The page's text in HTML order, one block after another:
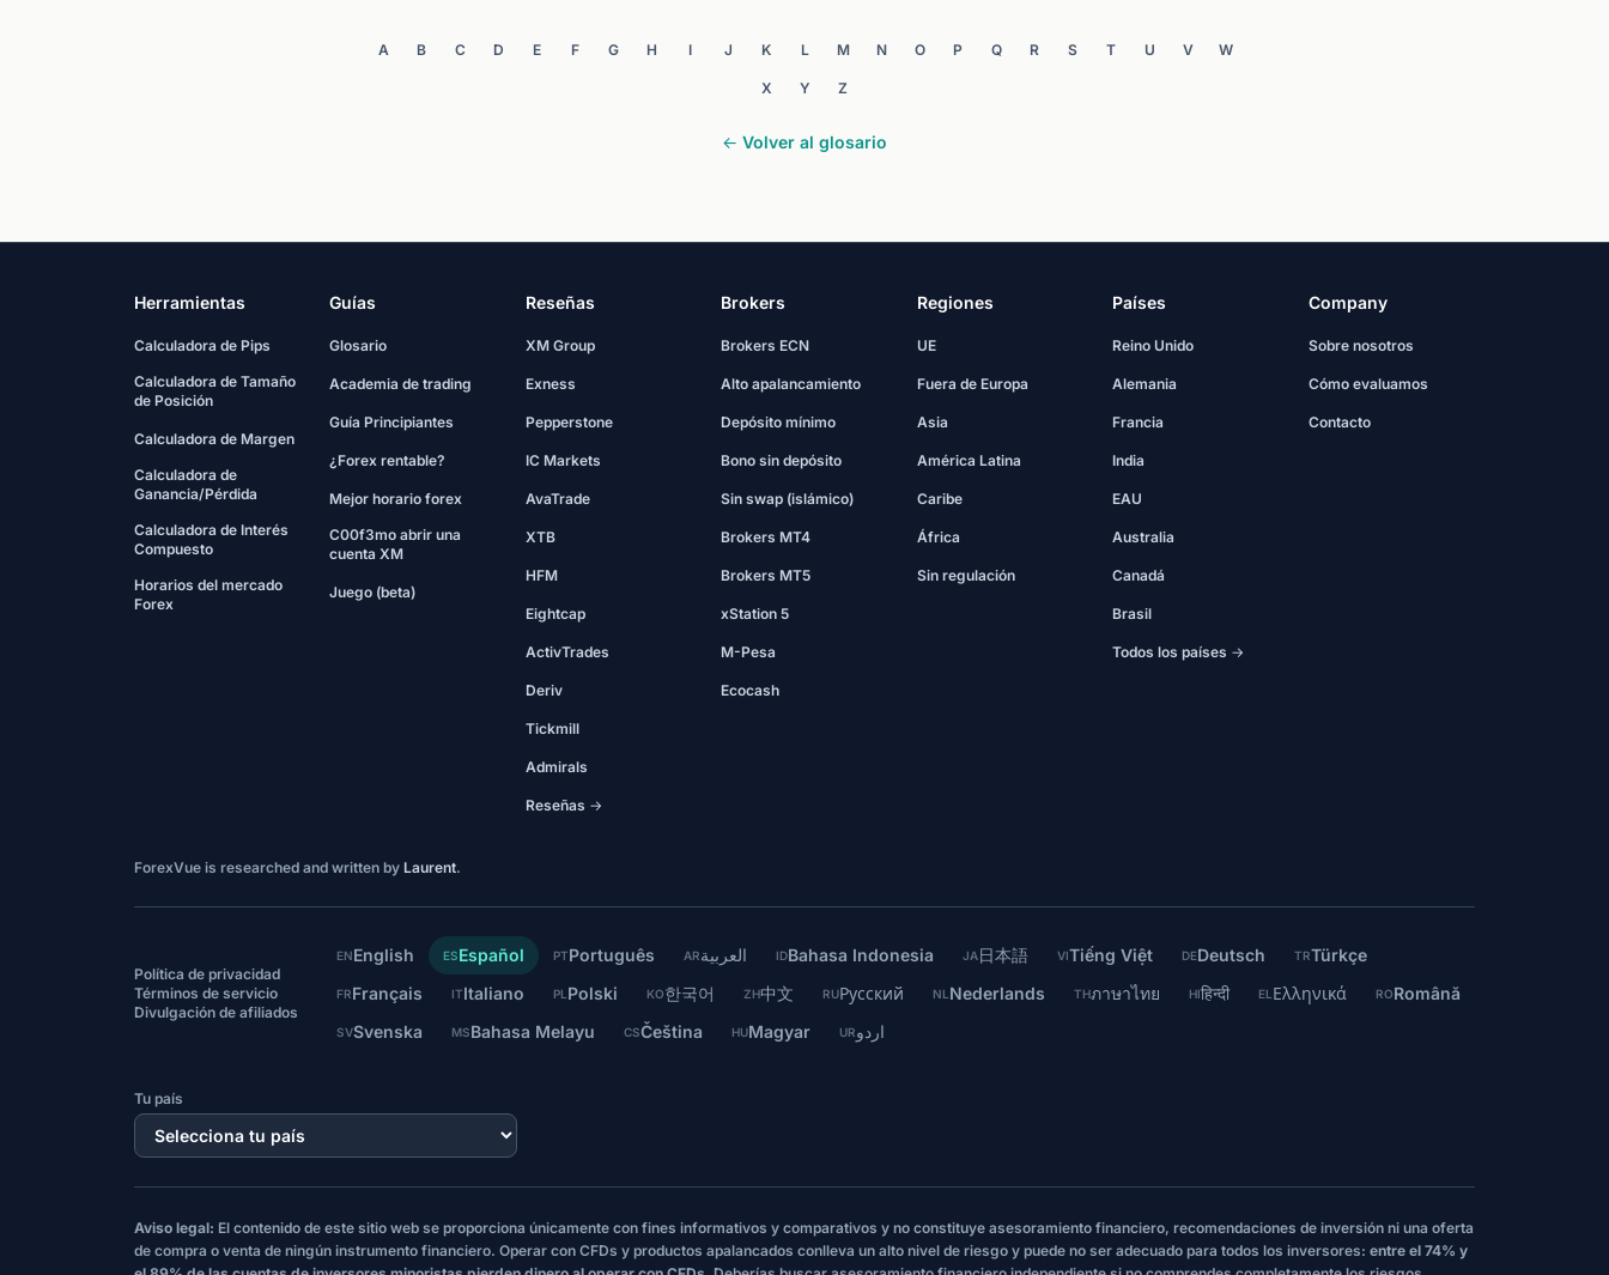
A B C D E F G H I J K L M N O P Q R S T U V W
X Y Z
← Volver al glosario
Herramientas
Calculadora de Pips
Calculadora de Tamaño
de Posición
Calculadora de Margen
Calculadora de
Ganancia/Pérdida
Calculadora de Interés
Compuesto
Horarios del mercado
Forex
Guías
Glosario
Academia de trading
Guía Principiantes
¿Forex rentable?
Mejor horario forex
C00f3mo abrir una
cuenta XM
Juego (beta)
Reseñas
XM Group
Exness
Pepperstone
IC Markets
AvaTrade
XTB
HFM
Eightcap
ActivTrades
Deriv
Tickmill
Admirals
Reseñas →
Brokers
Brokers ECN
Alto apalancamiento
Depósito mínimo
Bono sin depósito
Sin swap (islámico)
Brokers MT4
Brokers MT5
xStation 5
M-Pesa
Ecocash
Regiones
UE
Fuera de Europa
Asia
América Latina
Caribe
África
Sin regulación
Países
Reino Unido
Alemania
Francia
India
EAU
Australia
Canadá
Brasil
Todos los países →
Company
Sobre nosotros
Cómo evaluamos
Contacto
ForexVue is researched and written by Laurent.
Política de privacidad
Términos de servicio
Divulgación de afiliados
ENEnglish ESEspañol PTPortuguês ARالعربية IDBahasa Indonesia JA日本語 VITiếng Việt DEDeutsch TRTürkçe
FRFrançais ITItaliano PL Polski KO한국어 ZH中文 RUРусский NL Nederlands THภาษาไทย HIहिन्दी EL Ελληνικά RORomână
SVSvenska MSBahasa Melayu CSČeština HUMagyar URاردو
Tu país
Aviso legal: El contenido de este sitio web se proporciona únicamente con fines informativos y comparativos y no constituye asesoramiento financiero, recomendaciones de inversión ni una oferta
de compra o venta de ningún instrumento financiero. Operar con CFDs y productos apalancados conlleva un alto nivel de riesgo y puede no ser adecuado para todos los inversores: entre el 74% y